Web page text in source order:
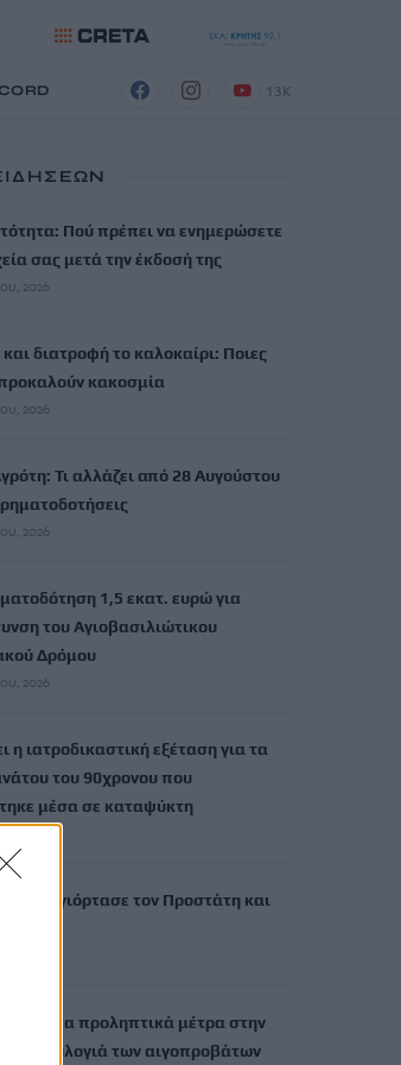
13K
Πού πρέπει να ενημερώσετε
σας μετά την έκδοσή της
2026
διατροφή το καλοκαίρι: Ποιες
κακοσμία
2026
Τι αλλάζει από 28 Αυγούστου
2026
1,5 εκατ. ευρώ για
του Αγιοβασιλιώτικου
Δρόμου
2026
η ιατροδικαστική εξέταση για τα
του 90χρονου που
μέσα σε καταψύκτη
γιόρτασε τον Προστάτη και
τα προληπτικά μέτρα στην
την ευλογιά των αιγοπροβάτων